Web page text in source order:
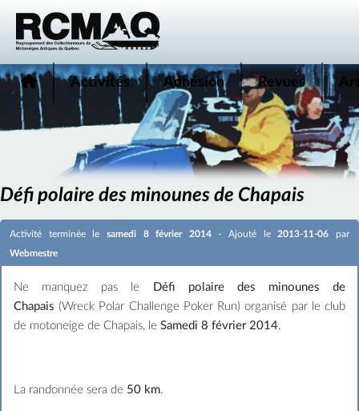
Activités Adhésion Revues
Défi polaire des minounes de Chapais
Activité terminée le samedi 8 février 2014- Ajouté le2013-11-06 par
Webmestre
Ne manquez pas le
Défi polaire des minounes de
Chapais (Wreck Polar Challenge Poker Run) organisé par le club
de motoneige de Chapais, le Samedi 8 février 2014.
La randonnée sera de 50 km.